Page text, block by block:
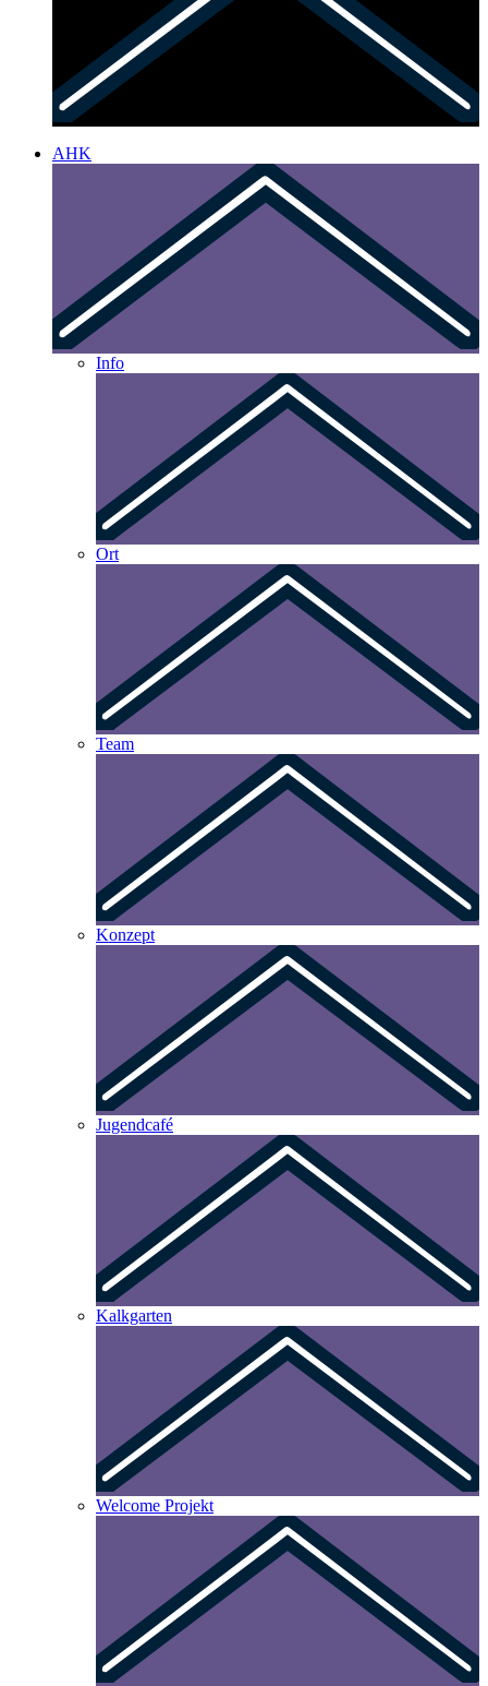
AHK
Info
Ort
Team
Konzept
Jugendcafé
Kalkgarten
Welcome Projekt